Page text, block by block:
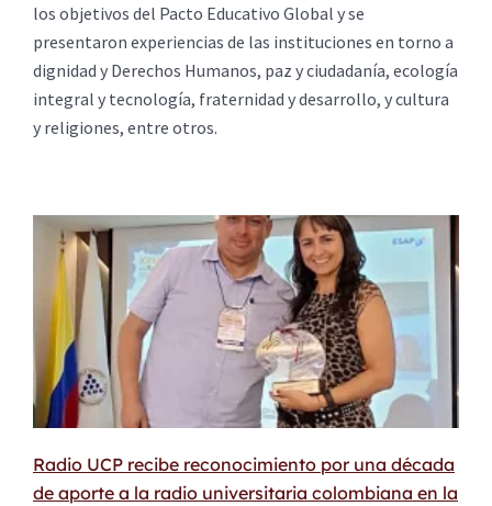
los objetivos del Pacto Educativo Global y se
presentaron experiencias de las instituciones en torno a
dignidad y Derechos Humanos, paz y ciudadanía, ecología
integral y tecnología, fraternidad y desarrollo, y cultura
y religiones, entre otros.
Radio UCP recibe reconocimiento por una década
de aporte a la radio universitaria colombiana en la